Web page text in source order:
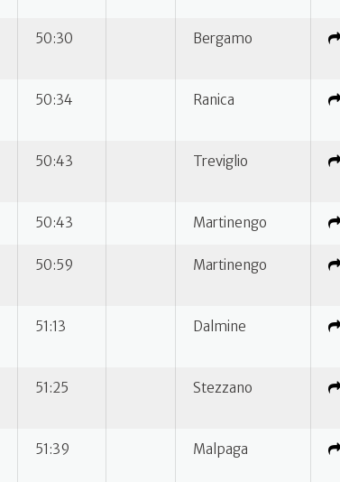
50:30 Bergamo
50:34 Ranica
50:43 Treviglio
50:43 Martinengo
50:59 Martinengo
51:13 Dalmine
51:25 Stezzano
51:39 Malpaga